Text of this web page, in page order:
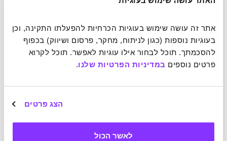
פרטים נוספים במדיניות הפרטיות שלנו.
הצג פרטים
לאשר הכול
פאריסר, והוא מתאר את האופן שבו האלגוריתמים אוספים מידע
העדפות העבר שלהם. השיטה ממקסמת ומייעלת את השימוש של
הגולשים: הם נשארים יותר זמן, נהנים יותר ומרגישים בשליטה.
ואולם, אם הם לא מודעים לעובדה שעולמות תוכן שלמים מודרים
מעיניהם, הם למעשה מתנהלים בתוך ספקטרום צר של מציאות
המשתמשים בתוך אזורי הנוחות שלהם ומגבילה את אופקיהם
ועוזרים לנו להתמודד עם בעיית ההצפה במרחב הדיגיטלי, אך
הם גם מרגילים אותנו לחיכוך נמוך עם דעות סותרות או במידע
שאינו תומך ברצונותינו. בכך, הם כמו מאלחשים את היכולת שלנו